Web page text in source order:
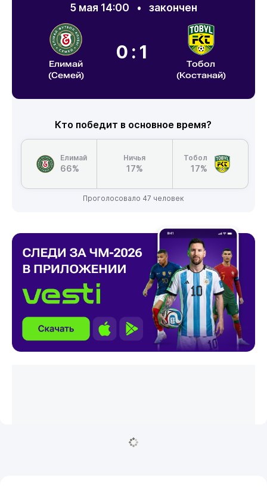
5 мая 14:00 • закончен
Елимай
(Семей)
0:1
Тобол
(Костанай)
Кто победит в основное время?
Елимай
66%
Ничья
17%
Тобол
17%
Проголосовало 47 человек